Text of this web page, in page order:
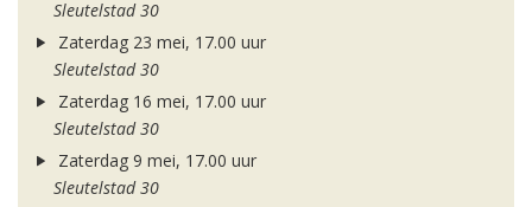
Sleutelstad 30
Zaterdag 23 mei, 17.00 uur
Sleutelstad 30
Zaterdag 16 mei, 17.00 uur
Sleutelstad 30
Zaterdag 9 mei, 17.00 uur
Sleutelstad 30